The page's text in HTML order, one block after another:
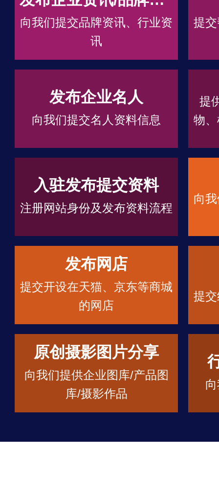
向我们提交品牌资讯、行业资
讯
提
发布企业名人
向我们提交名人资料信息
提
物
入驻发布提交资料
注册网站身份及发布资料流程
向
发布网店
提交开设在天猫、京东等商城
的网店
提
原创摄影图片分享
向我们提供企业图库/产品图
库/摄影作品